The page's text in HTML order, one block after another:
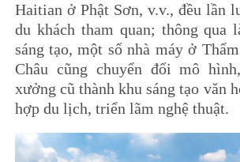
Haitian ở Phật Sơn, v.v., đều lần
du khách tham quan; thông qua
sáng tạo, một số nhà máy ở
Châu cũng chuyển đổi mô
xưởng cũ thành khu sáng tạo văn
hợp du lịch, triển lãm nghệ thuật.